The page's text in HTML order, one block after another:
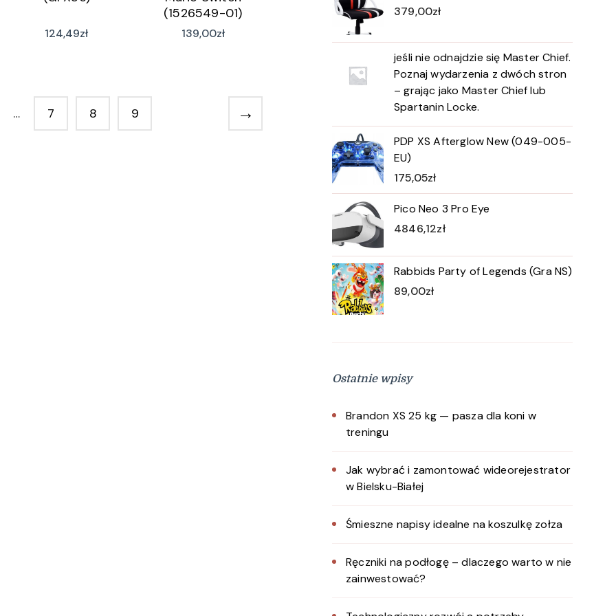
124,49zł
(1526549-01)
139,00zł
… 7 8 9 →
379,00zł
jeśli nie odnajdzie się Master Chief.
Poznaj wydarzenia z dwóch stron
– grając jako Master Chief lub
Spartanin Locke.
PDP XS Afterglow New (049-005-
EU)
175,05zł
Pico Neo 3 Pro Eye
4846,12zł
Rabbids Party of Legends (Gra NS)
89,00zł
Ostatnie wpisy
Brandon XS 25 kg — pasza dla koni w
treningu
Jak wybrać i zamontować wideorejestrator
w Bielsku-Białej
Śmieszne napisy idealne na koszulkę zołza
Ręczniki na podłogę – dlaczego warto w nie
zainwestować?